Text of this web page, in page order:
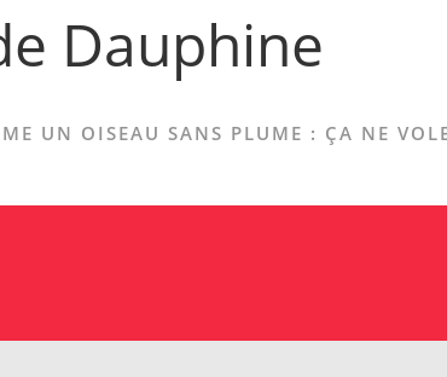
Dauphine
UN OISEAU SANS PLUME : ÇA NE